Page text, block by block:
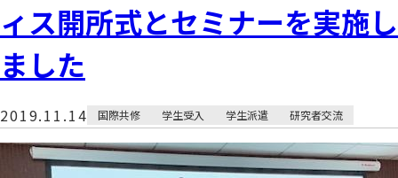
ィス開所式とセミナーを実施し
ました
2019.11.14 国際共修 学生受入 学生派遣 研究者交流